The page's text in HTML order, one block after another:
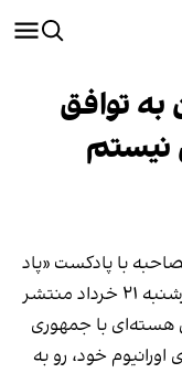
به توافق
نیستم
با پادکست «پاد
فورس وان» روزنامه نیویورک‌پست که چهارشنبه ۲۱ خرداد منتشر
هسته‌ای با جمهوری
خود، رو به